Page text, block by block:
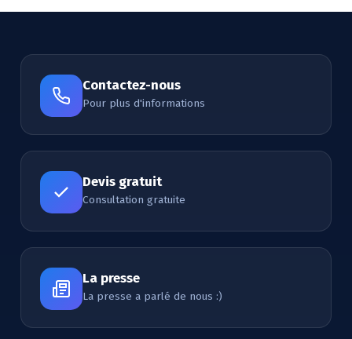
Contactez-nous
Pour plus d'informations
Devis gratuit
Consultation gratuite
La presse
La presse a parlé de nous :)